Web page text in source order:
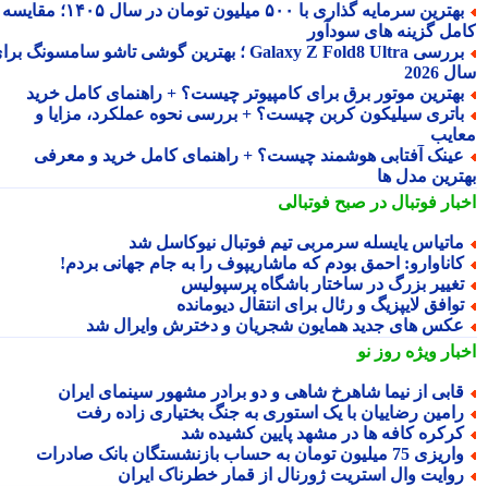
بهترین سرمایه گذاری با ۵۰۰ میلیون تومان در سال ۱۴۰۵؛ مقایسه
گزینه های سودآور
بررسی Galaxy Z Fold8 Ultra ؛ بهترین گوشی تاشو سامسونگ برای
2026
موتور برق برای کامپیوتر چیست؟ + راهنمای کامل خرید
سیلیکون کربن چیست؟ + بررسی نحوه عملکرد، مزایا و
آفتابی هوشمند چیست؟ + راهنمای کامل خرید و معرفی
مدل ها
فوتبال در صبح فوتبالی
یایسله سرمربی تیم فوتبال نیوکاسل شد
احمق بودم که ماشاریپوف را به جام جهانی بردم!
بزرگ در ساختار باشگاه پرسپولیس
لایپزیگ و رئال برای انتقال دیومانده
های جدید همایون شجریان و دخترش وایرال شد
ویژهروز نو
از نیما شاهرخ شاهی و دو برادر مشهور سینمای ایران
رضاییان با یک استوری به جنگ بختیاری زاده رفت
کافه ها در مشهد پایین کشیده شد
75 میلیون تومان به حساب بازنشستگان بانک صادرات
وال استریت ژورنال از قمار خطرناک ایران